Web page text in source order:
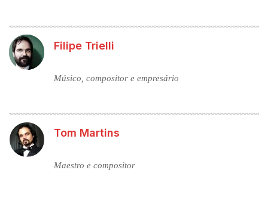
Filipe Trielli
Músico, compositor e empresário
Tom Martins
Maestro e compositor